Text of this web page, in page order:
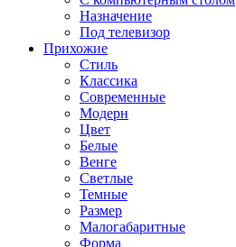
Назначение
Под телевизор
Прихожие
Стиль
Классика
Современные
Модерн
Цвет
Белые
Венге
Светлые
Темные
Размер
Малогабаритные
Форма